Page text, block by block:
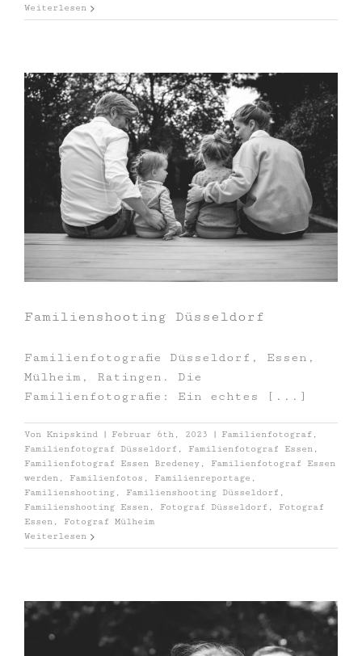
Weiterlesen
Familienshooting Düsseldorf
Familienfotografie Düsseldorf, Essen,
Mülheim, Ratingen. Die
Familienfotografie: Ein echtes [...]
Von Knipskind | Februar 6th, 2023 | Familienfotograf ,
Familienfotograf Düsseldorf , Familienfotograf Essen ,
Familienfotograf Essen Bredeney , Familienfotograf Essen
werden , Familienfotos , Familienreportage ,
Familienshooting , Familienshooting Düsseldorf ,
Familienshooting Essen , Fotograf Düsseldorf , Fotograf
Essen , Fotograf Mülheim
Weiterlesen